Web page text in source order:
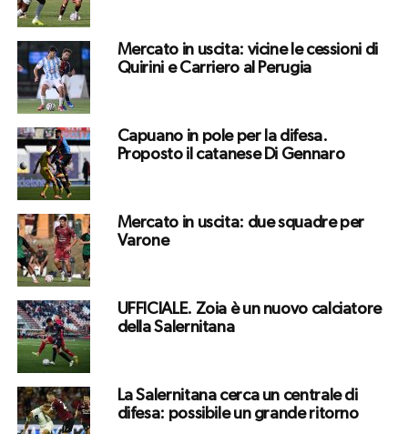
Mercato in uscita: vicine le cessioni di
Quirini e Carriero al Perugia
Capuano in pole per la difesa.
Proposto il catanese Di Gennaro
Mercato in uscita: due squadre per
Varone
UFFICIALE. Zoia è un nuovo calciatore
della Salernitana
La Salernitana cerca un centrale di
difesa: possibile un grande ritorno